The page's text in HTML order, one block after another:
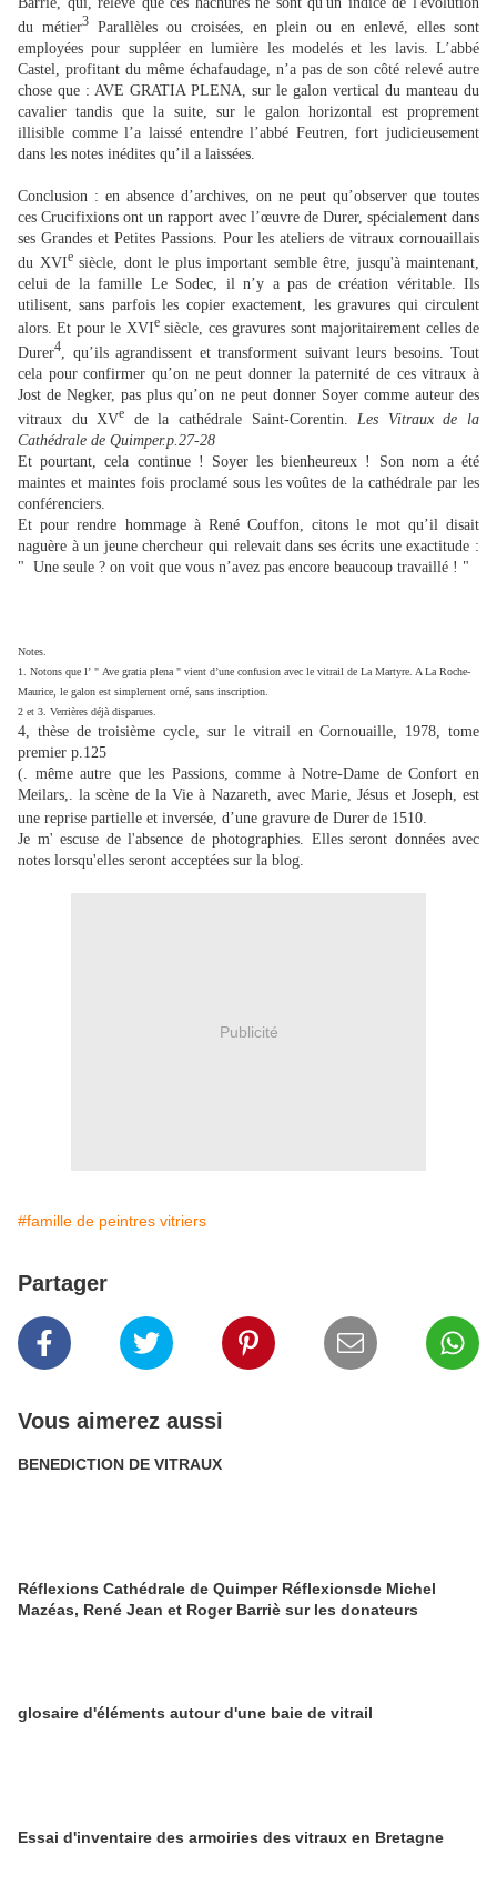
du métier3 Parallèles ou croisées, en plein ou en enlevé, elles sont
employées pour suppléer en lumière les modelés et les lavis. L’abbé
Castel, profitant du même échafaudage, n’a pas de son côté relevé autre
chose que : AVE GRATIA PLENA, sur le galon vertical du manteau du
cavalier tandis que la suite, sur le galon horizontal est proprement
illisible comme l’a laissé entendre l’abbé Feutren, fort judicieusement
dans les notes inédites qu’il a laissées.
Conclusion : en absence d’archives, on ne peut qu’observer que toutes
ces Crucifixions ont un rapport avec l’œuvre de Durer, spécialement dans
ses Grandes et Petites Passions. Pour les ateliers de vitraux cornouaillais
du XVIesiècle, dont le plus important semble être, jusqu'à maintenant,
celui de la famille Le Sodec, il n’y a pas de création véritable. Ils
utilisent, sans parfois les copier exactement, les gravures qui circulent
alors. Et pour le XVIesiècle, ces gravures sont majoritairement celles de
Durer4 , qu’ils agrandissent et transforment suivant leurs besoins. Tout
cela pour confirmer qu’on ne peut donner la paternité de ces vitraux à
Jost de Negker, pas plus qu’on ne peut donner Soyer comme auteur des
vitraux du XVe de la cathédrale Saint-Corentin. Les Vitraux de la
Cathédrale de Quimper.p.27-28
Et pourtant, cela continue ! Soyer les bienheureux ! Son nom a été
maintes et maintes fois proclamé sous les voûtes de la cathédrale par les
conférenciers.
Et pour rendre hommage à René Couffon, citons le mot qu’il disait
naguère à un jeune chercheur qui relevait dans ses écrits une exactitude :
" Une seule ? on voit que vous n’avez pas encore beaucoup travaillé ! "
Notes.
1. Notons que l’ " Ave gratia plena " vient d’une confusion avec le vitrail de La Martyre. A La Roche-
Maurice, le galon est simplement orné, sans inscription.
2 et 3. Verrières déjà disparues.
4, thèse de troisième cycle, sur le vitrail en Cornouaille, 1978, tome
premier p.125
(.
même autre que les Passions, comme à Notre-Dame de Confort en
Meilars,. la scène de la Vie à Nazareth, avec Marie, Jésus et Joseph, est
une reprise partielle et inversée, d’une gravure de Durer de 1510.
Je m' escuse de l'absence de photographies. Elles seront données avec
notes lorsqu'elles seront acceptées sur la blog.
Publicité
#famille de peintres vitriers
Partager
Vous aimerez aussi
BENEDICTION DE VITRAUX
Réflexions Cathédrale de Quimper Réflexionsde Michel
Mazéas, René Jean et Roger Barriè sur les donateurs
glosaire d'éléments autour d'une baie de vitrail
Essai d'inventaire des armoiries des vitraux en Bretagne